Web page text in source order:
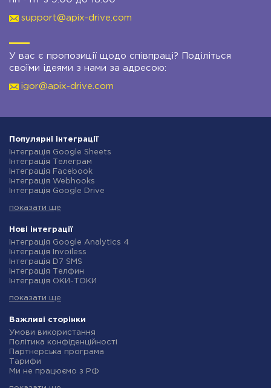
support@apix-drive.com
У вас є пропозиції щодо співпраці? Поділіться
своїми ідеями з нами за адресою:
igor@apix-drive.com
Популярні інтеграції
Інтеграція Google Sheets
Інтеграція Телеграм
Інтеграція Facebook
Інтеграція Webhooks
Інтеграція Google Drive
Інтеграція Gmail
Інтеграція Rozetka
Інтеграція OpenAI (ChatGPT)
Інтеграція Binotel
Інтеграція Prom
Інтеграція Приват24
Інтеграція OLX
Інтеграція SendPulse
Інтеграція Stream Telecom
Інтеграція Google Analytics
Інтеграція Creatio
Інтеграція Ringostat
Інтеграція Google Calendar
Інтеграція Airtable
показати ще
Нові інтеграції
Інтеграція Google Analytics 4
Інтеграція Invoiless
Інтеграція D7 SMS
Інтеграція Телфин
Інтеграція ОКИ-ТОКИ
Інтеграція Microsoft Dynamics 365
Інтеграція TxtSync
Інтеграція Wire2Air
Інтеграція Corezoid
Інтеграція Infobip
Інтеграція Instasent
Інтеграція AtomPark
показати ще
Важливі сторінки
Умови використання
Політика конфіденційності
Партнерська програма
Тарифи
Ми не працюємо з РФ